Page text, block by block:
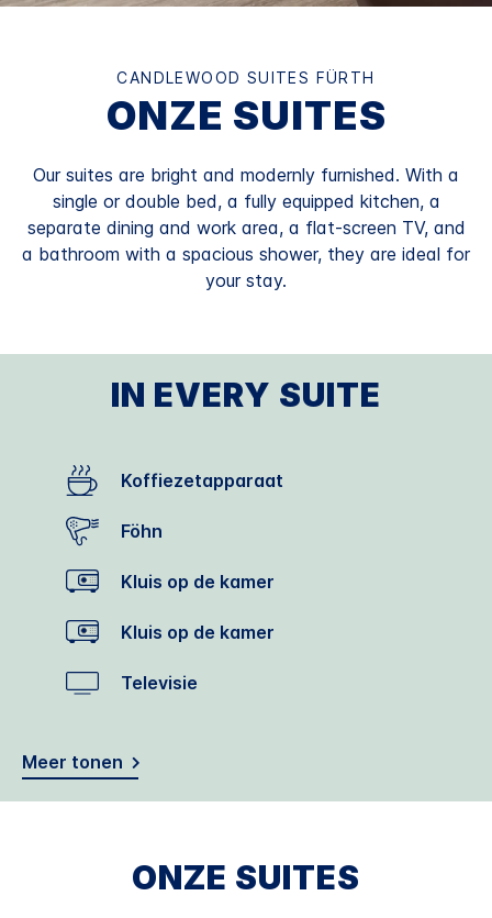
CANDLEWOOD SUITES FÜRTH
ONZE SUITES
Our suites are bright and modernly furnished. With a
single or double bed, a fully equipped kitchen, a
separate dining and work area, a flat-screen TV, and
a bathroom with a spacious shower, they are ideal for
your stay.
IN EVERY SUITE
Koffiezetapparaat
Föhn
Kluis op de kamer
Kluis op de kamer
Televisie
Meer tonen
ONZE SUITES